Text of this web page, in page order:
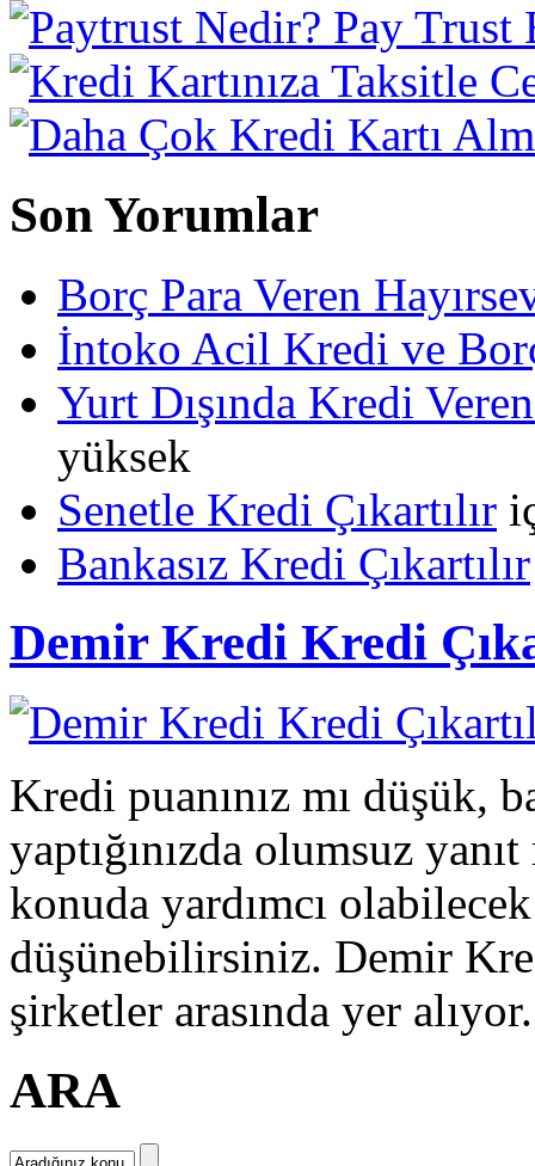
Son Yorumlar
Borç Para Veren
İntoko Acil Kredi ve
Yurt Dışında Kredi
yüksek
Senetle Kredi Çıkartılır
Bankasız Kredi Çıkartılır
Demir Kredi Kredi
Kredi puanınız mı düşük,
yaptığınızda olumsuz
konuda yardımcı
düşünebilirsiniz. Demir
şirketler arasında yer
ARA